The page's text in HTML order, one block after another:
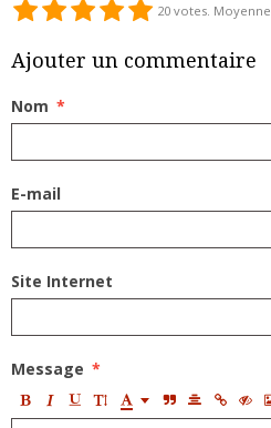
20 votes. Moyenne
Ajouter un commentaire
Nom
E-mail
Site Internet
Message